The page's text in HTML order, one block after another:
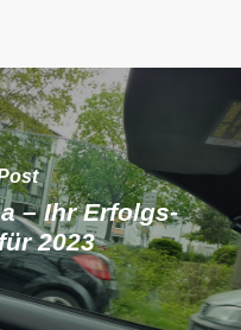
– Ihr Erfolgs-
2023